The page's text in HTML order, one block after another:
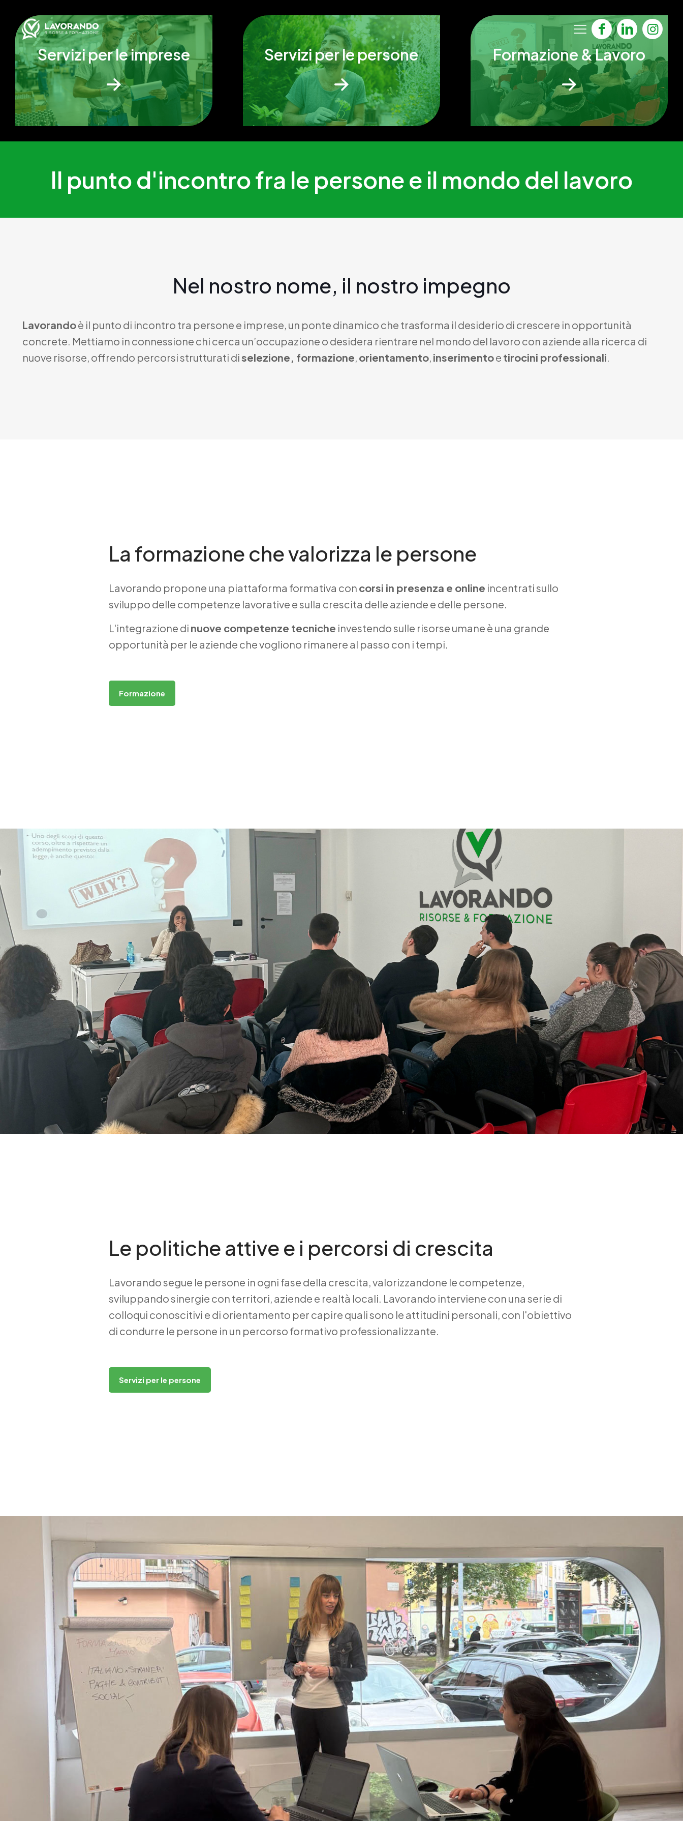
Servizi per le imprese Servizi per le persone Formazione & Lavoro
Il punto d'incontro fra le persone e il mondo del lavoro
Nel nostro nome, il nostro impegno
Lavorandoè il punto di incontro tra persone e imprese, un ponte dinamico che trasforma il desiderio di crescere in opportunità
concrete. Mettiamo in connessione chi cerca un’occupazione o desidera rientrare nel mondo del lavoro con aziende alla ricerca di
nuove risorse, offrendo percorsi strutturati diselezione, formazione, orientamento, inserimentoe tirocini professionali.
La formazione che valorizza le persone
Lavorando propone una piattaforma formativa con corsi in presenza e online incentrati sullo
sviluppo delle competenze lavorative e sulla crescita delle aziende e delle persone.
L'integrazione di nuove competenze tecniche investendo sulle risorse umane è una grande
opportunità per le aziende che vogliono rimanere al passo con i tempi.
Formazione
Le politiche attive e i percorsi di crescita
Lavorando segue le persone in ogni fase della crescita, valorizzandone le competenze,
sviluppando sinergie con territori, aziende e realtà locali. Lavorando interviene con una serie di
colloqui conoscitivi e di orientamento per capire quali sono le attitudini personali, con l'obiettivo
di condurre le persone in un percorso formativo professionalizzante.
Servizi per le persone